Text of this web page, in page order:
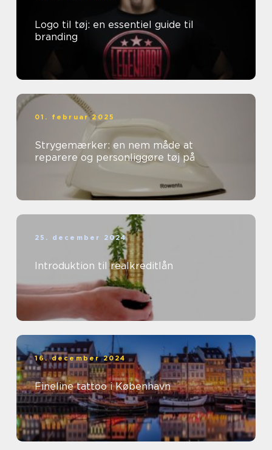
Logo til tøj: en essentiel guide til
branding
01. februar 2025
Strygemærker: en nem måde at
reparere og personliggøre tøj på
25. december 2024
Introduktion til realkreditlån
16. december 2024
Fineline tattoo i København